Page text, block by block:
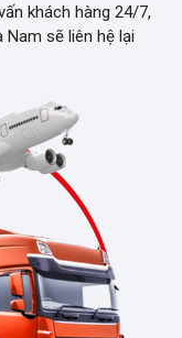
khách hàng 24/7,
sẽ liên hệ lại